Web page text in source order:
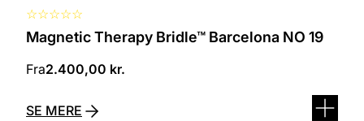
☆☆☆☆☆
Magnetic Therapy Bridle™ Barcelona NO 19
Fra2.400,00 kr.
SE MERE